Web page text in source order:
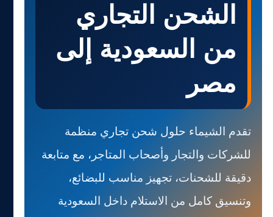
الشحن التجاري
من السعودية إلى
مصر
تقدم الشيماء حلول شحن تجاري منظمة
للشركات والتجار وأصحاب المتاجر، مع متابعة
دقيقة للشحنات، تجهيز مناسب للبضائع،
وتنسيق كامل من الاستلام داخل السعودية